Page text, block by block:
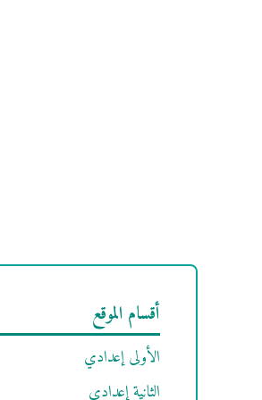
أقسام الموقع
الأولى إعدادي
الثانية إعدادي